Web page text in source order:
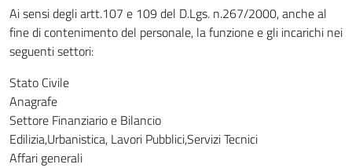
Ai sensi degli artt.107 e 109 del D.Lgs. n.267/2000, anche al
fine di contenimento del personale, la funzione e gli incarichi nei
seguenti settori:
Stato Civile
Anagrafe
Settore Finanziario e Bilancio
Edilizia,Urbanistica, Lavori Pubblici,Servizi Tecnici
Affari generali